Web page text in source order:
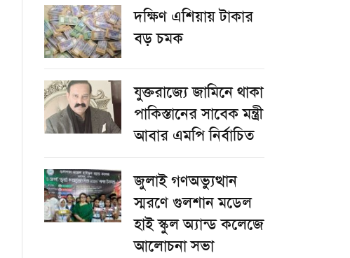
দক্ষিণ এশিয়ায় টাকার
বড় চমক
যুক্তরাজ্যে জামিনে থাকা
পাকিস্তানের সাবেক মন্ত্রী
আবার এমপি নির্বাচিত
জুলাই গণঅভ্যুত্থান
স্মরণে গুলশান মডেল
হাই স্কুল অ্যান্ড কলেজে
আলোচনা সভা